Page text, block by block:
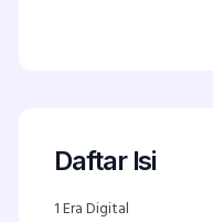
Daftar Isi
1Era Digital